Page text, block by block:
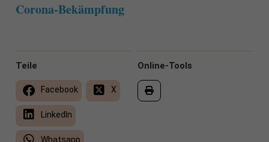
Corona-Bekämpfung
Online-Tools
Teile
Facebook X
LinkedIn
Whatsapp